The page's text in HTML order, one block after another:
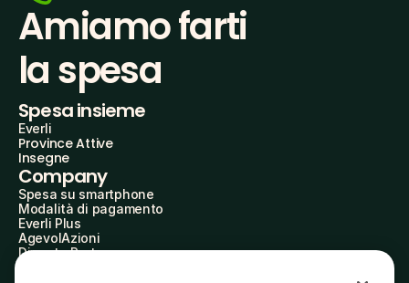
Amiamo farti
la spesa
Spesa insieme
Everli
Province Attive
Insegne
Company
Spesa su smartphone
Modalità di pagamento
Everli Plus
AgevolAzioni
Diventa Partner